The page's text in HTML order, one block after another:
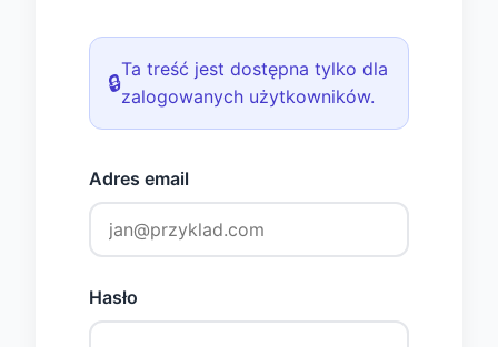
🔒
Ta treść jest dostępna tylko dla
zalogowanych użytkowników.
Adres email
Hasło